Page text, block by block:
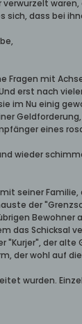
sich, dass bei
Fragen mit
erst nach
im Nu einig
eines
wieder
seiner Familie,
der
Bewohner
das Schicksal
"Kurjer", der alte
der wohl auf
wurden.